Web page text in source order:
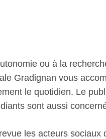
ou à la
Gradignan vous
le quotidien. Le
sont aussi
les acteurs sociaux